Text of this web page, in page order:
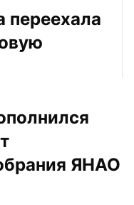
переехала
ЯНАО